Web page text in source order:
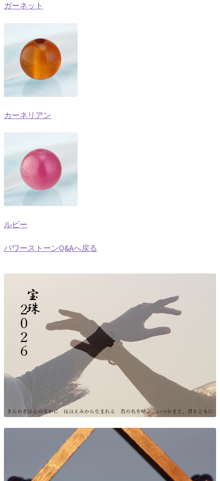
ガーネット
カーネリアン
ルビー
パワーストーンQ&Aへ戻る